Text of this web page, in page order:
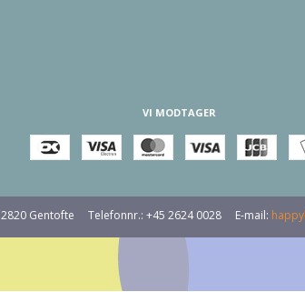
VI MODTAGER
2820 Gentofte Telefonnr.: +45 2624 0028 E-mail: